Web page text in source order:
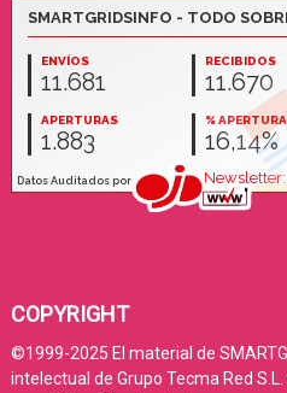
COPYRIGHT
©1999-2025 El material de
intelectual de Grupo Tecma Red